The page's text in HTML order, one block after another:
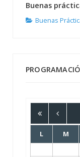
Buenas
Buenas
L M